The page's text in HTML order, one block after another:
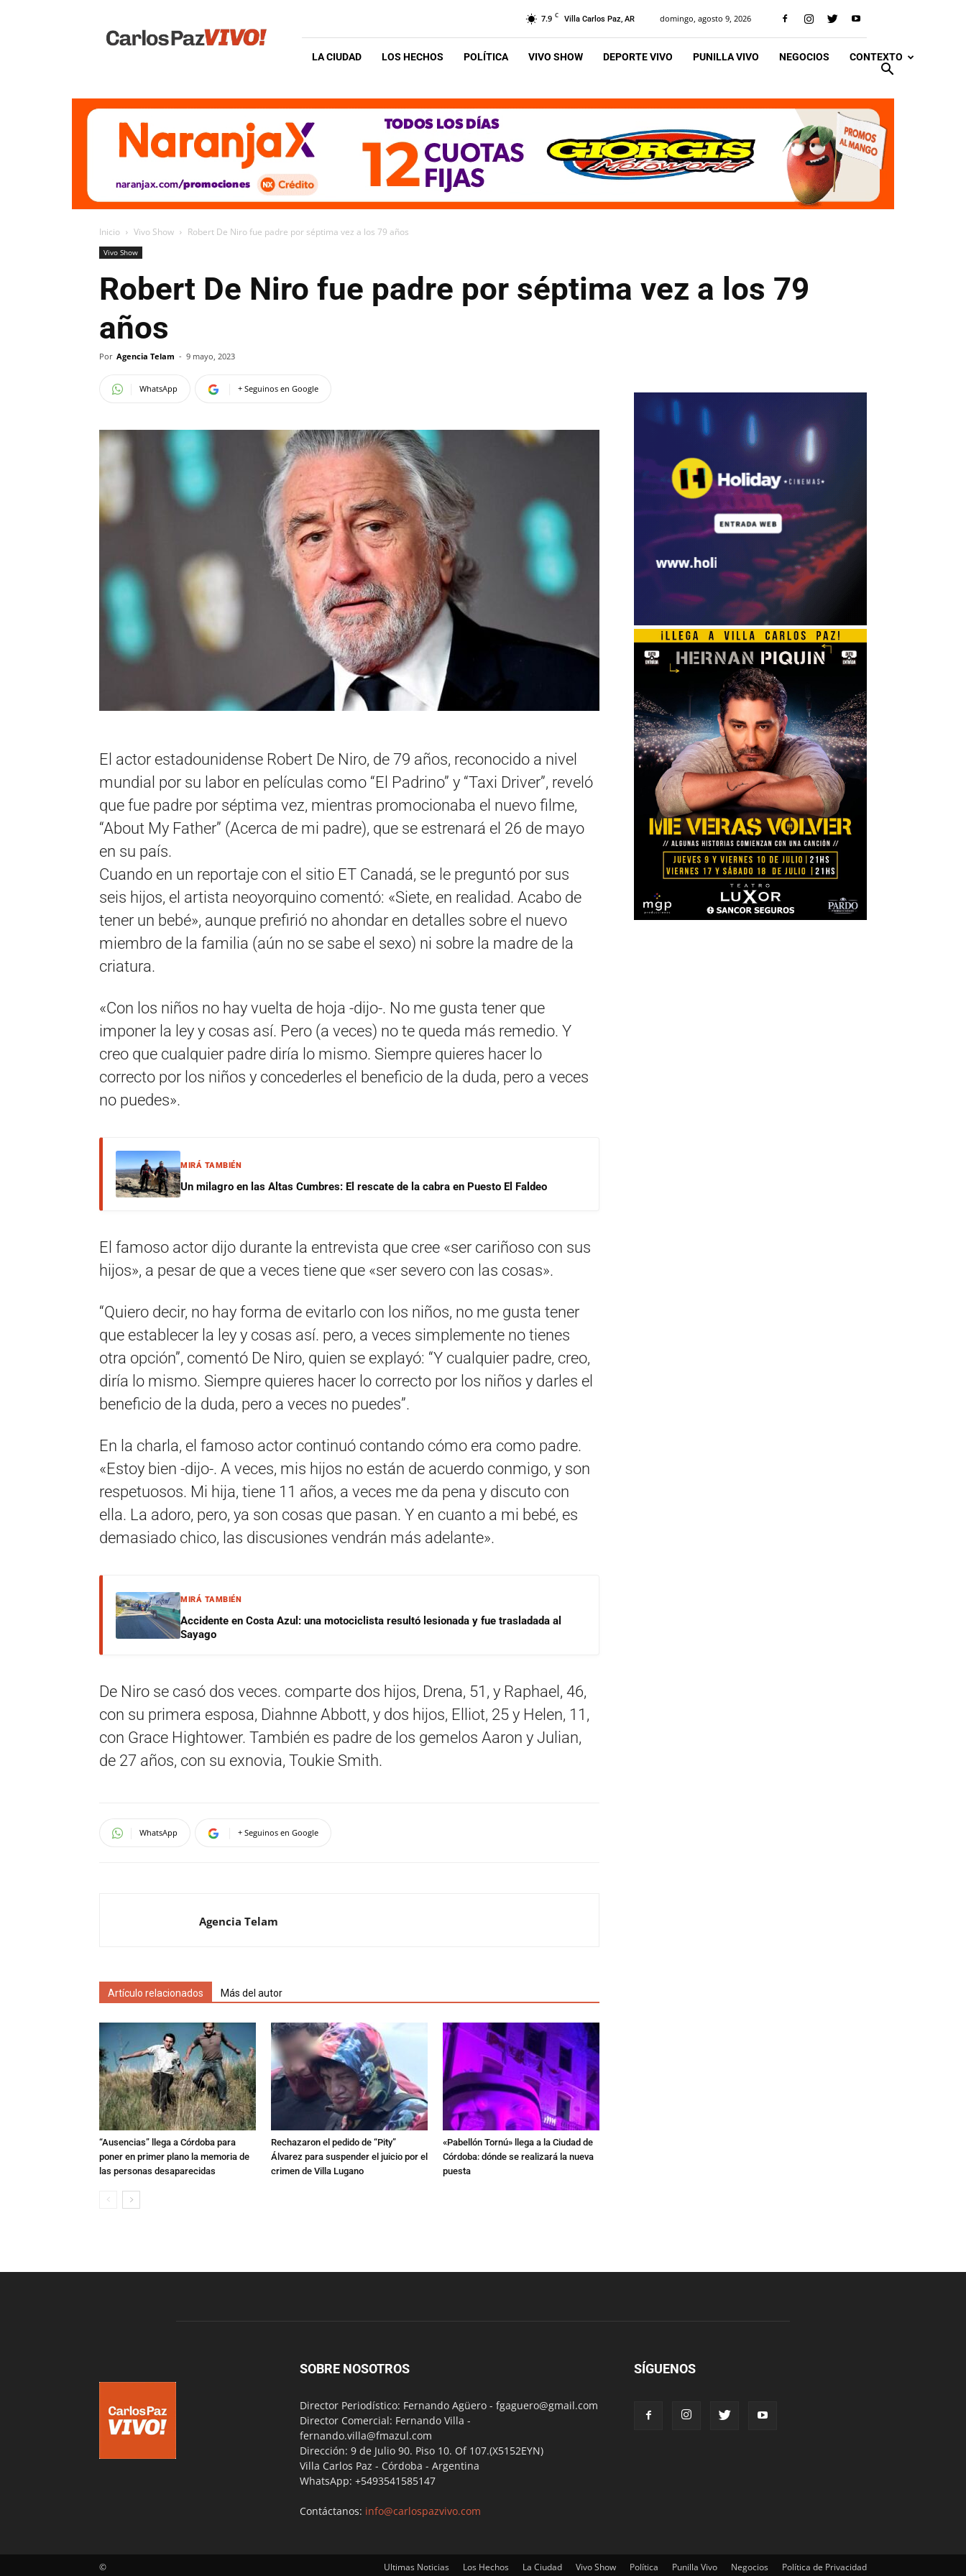
Vivo
7.9 C Villa Carlos Paz, AR domingo, agosto 9, 2026
LA CIUDAD LOS HECHOS POLÍTICA VIVO SHOW DEPORTE VIVO PUNILLA VIVO NEGOCIOS CONTEXTO
Inicio Vivo Show Robert De Niro fue padre por séptima vez a los 79 años
Vivo Show
Robert De Niro fue padre por séptima vez a los 79
años
Por Agencia Telam - 9 mayo, 2023
WhatsApp + Seguinos en Google
El actor estadounidense Robert De Niro, de 79 años, reconocido a nivel
mundial por su labor en películas como “El Padrino” y “Taxi Driver”, reveló
que fue padre por séptima vez, mientras promocionaba el nuevo filme,
“About My Father” (Acerca de mi padre), que se estrenará el 26 de mayo
en su país.
Cuando en un reportaje con el sitio ET Canadá, se le preguntó por sus
seis hijos, el artista neoyorquino comentó: «Siete, en realidad. Acabo de
tener un bebé», aunque prefirió no ahondar en detalles sobre el nuevo
miembro de la familia (aún no se sabe el sexo) ni sobre la madre de la
criatura.
«Con los niños no hay vuelta de hoja -dijo-. No me gusta tener que
imponer la ley y cosas así. Pero (a veces) no te queda más remedio. Y
creo que cualquier padre diría lo mismo. Siempre quieres hacer lo
correcto por los niños y concederles el beneficio de la duda, pero a veces
no puedes».
MIRÁ TAMBIÉN
Un milagro en las Altas Cumbres: El rescate de la cabra en Puesto El Faldeo
El famoso actor dijo durante la entrevista que cree «ser cariñoso con sus
hijos», a pesar de que a veces tiene que «ser severo con las cosas».
“Quiero decir, no hay forma de evitarlo con los niños, no me gusta tener
que establecer la ley y cosas así. pero, a veces simplemente no tienes
otra opción”, comentó De Niro, quien se explayó: “Y cualquier padre, creo,
diría lo mismo. Siempre quieres hacer lo correcto por los niños y darles el
beneficio de la duda, pero a veces no puedes”.
En la charla, el famoso actor continuó contando cómo era como padre.
«Estoy bien -dijo-. A veces, mis hijos no están de acuerdo conmigo, y son
respetuosos. Mi hija, tiene 11 años, a veces me da pena y discuto con
ella. La adoro, pero, ya son cosas que pasan. Y en cuanto a mi bebé, es
demasiado chico, las discusiones vendrán más adelante».
MIRÁ TAMBIÉN
Accidente en Costa Azul: una motociclista resultó lesionada y fue trasladada al
Sayago
De Niro se casó dos veces. comparte dos hijos, Drena, 51, y Raphael, 46,
con su primera esposa, Diahnne Abbott, y dos hijos, Elliot, 25 y Helen, 11,
con Grace Hightower. También es padre de los gemelos Aaron y Julian,
de 27 años, con su exnovia, Toukie Smith.
WhatsApp + Seguinos en Google
Agencia Telam
Artículo relacionados Más del autor
“Ausencias” llega a Córdoba para
poner en primer plano la memoria de
las personas desaparecidas
Rechazaron el pedido de “Pity”
Álvarez para suspender el juicio por el
crimen de Villa Lugano
«Pabellón Tornú» llega a la Ciudad de
Córdoba: dónde se realizará la nueva
puesta
SOBRE NOSOTROS
Director Periodístico: Fernando Agüero - fgaguero@gmail.com
Director Comercial: Fernando Villa -
fernando.villa@fmazul.com
Dirección: 9 de Julio 90. Piso 10. Of 107.(X5152EYN)
Villa Carlos Paz - Córdoba - Argentina
WhatsApp: +5493541585147
Contáctanos: info@carlospazvivo.com
SÍGUENOS
Ultimas Noticias Los Hechos La Ciudad Vivo Show Política Punilla Vivo Negocios Política de Privacidad
©